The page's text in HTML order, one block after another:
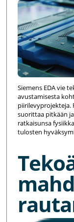
Siemens EDA vie
avustamisesta
piirilevyprojekteja.
suorittaa pitkään
ratkaisunsa
tulosten